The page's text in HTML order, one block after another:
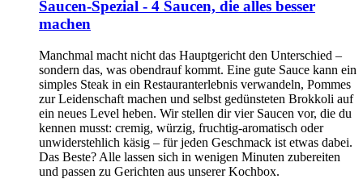
Saucen-Spezial - 4 Saucen, die alles besser
machen
Manchmal macht nicht das Hauptgericht den Unterschied –
sondern das, was obendrauf kommt. Eine gute Sauce kann ein
simples Steak in ein Restauranterlebnis verwandeln, Pommes
zur Leidenschaft machen und selbst gedünsteten Brokkoli auf
ein neues Level heben. Wir stellen dir vier Saucen vor, die du
kennen musst: cremig, würzig, fruchtig-aromatisch oder
unwiderstehlich käsig – für jeden Geschmack ist etwas dabei.
Das Beste? Alle lassen sich in wenigen Minuten zubereiten
und passen zu Gerichten aus unserer Kochbox.